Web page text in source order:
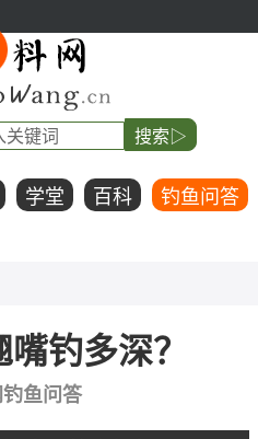
搜索▷
学堂 百科
钓鱼问答
钓多深？
鱼问答